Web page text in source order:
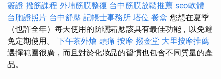
簽證 撥筋課程 外埔筋膜整復 台中筋膜放鬆推薦 seo軟體
台胞證照片 台中舒壓 記帳士事務所 塔位 餐盒 您想在夏季
（也許全年）每天使用的防曬霜應該具有最佳功能，以免避
免定期使用。 下午茶外燴 頭痛 按摩 撥金堂 大里按摩推薦
選擇範圍很廣，而且對於化妝品的習慣也包含不同質量的產
品。